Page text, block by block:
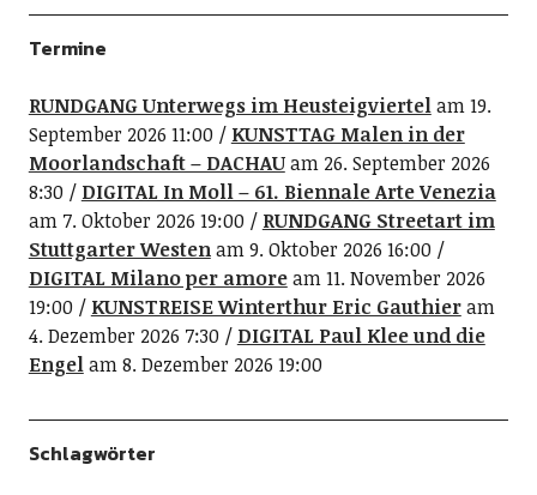
Termine
RUNDGANG Unterwegs im Heusteigviertelam 19.
September 2026 11:00
KUNSTTAG Malen in der
Moorlandschaft – DACHAUam 26. September 2026
8:30
DIGITAL In Moll – 61. Biennale Arte Venezia
am 7. Oktober 2026 19:00
RUNDGANG Streetart im
Stuttgarter Westenam 9. Oktober 2026 16:00
DIGITAL Milano per amoream 11. November 2026
19:00
KUNSTREISE Winterthur Eric Gauthieram
4. Dezember 2026 7:30
DIGITAL Paul Klee und die
Engelam 8. Dezember 2026 19:00
Schlagwörter